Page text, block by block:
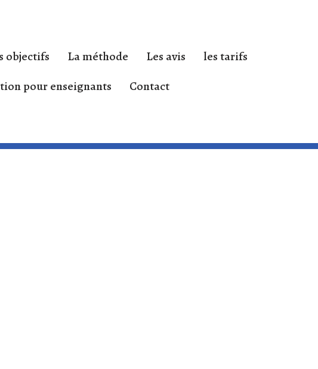
objectifs La méthode Les avis
les tarifs
pour enseignants Contact